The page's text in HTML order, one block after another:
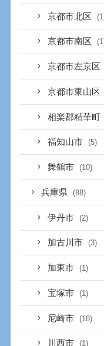
京都市北区
京都市南区
京都市左京区
京都市東山区
相楽郡精華町
福知山市 (5)
舞鶴市 (10)
兵庫県 (88)
伊丹市 (2)
加古川市 (3)
加東市 (1)
宝塚市 (1)
尼崎市 (18)
川西市 (1)